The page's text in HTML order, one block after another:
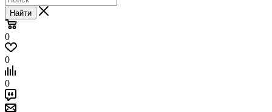
Найти
0
0
0